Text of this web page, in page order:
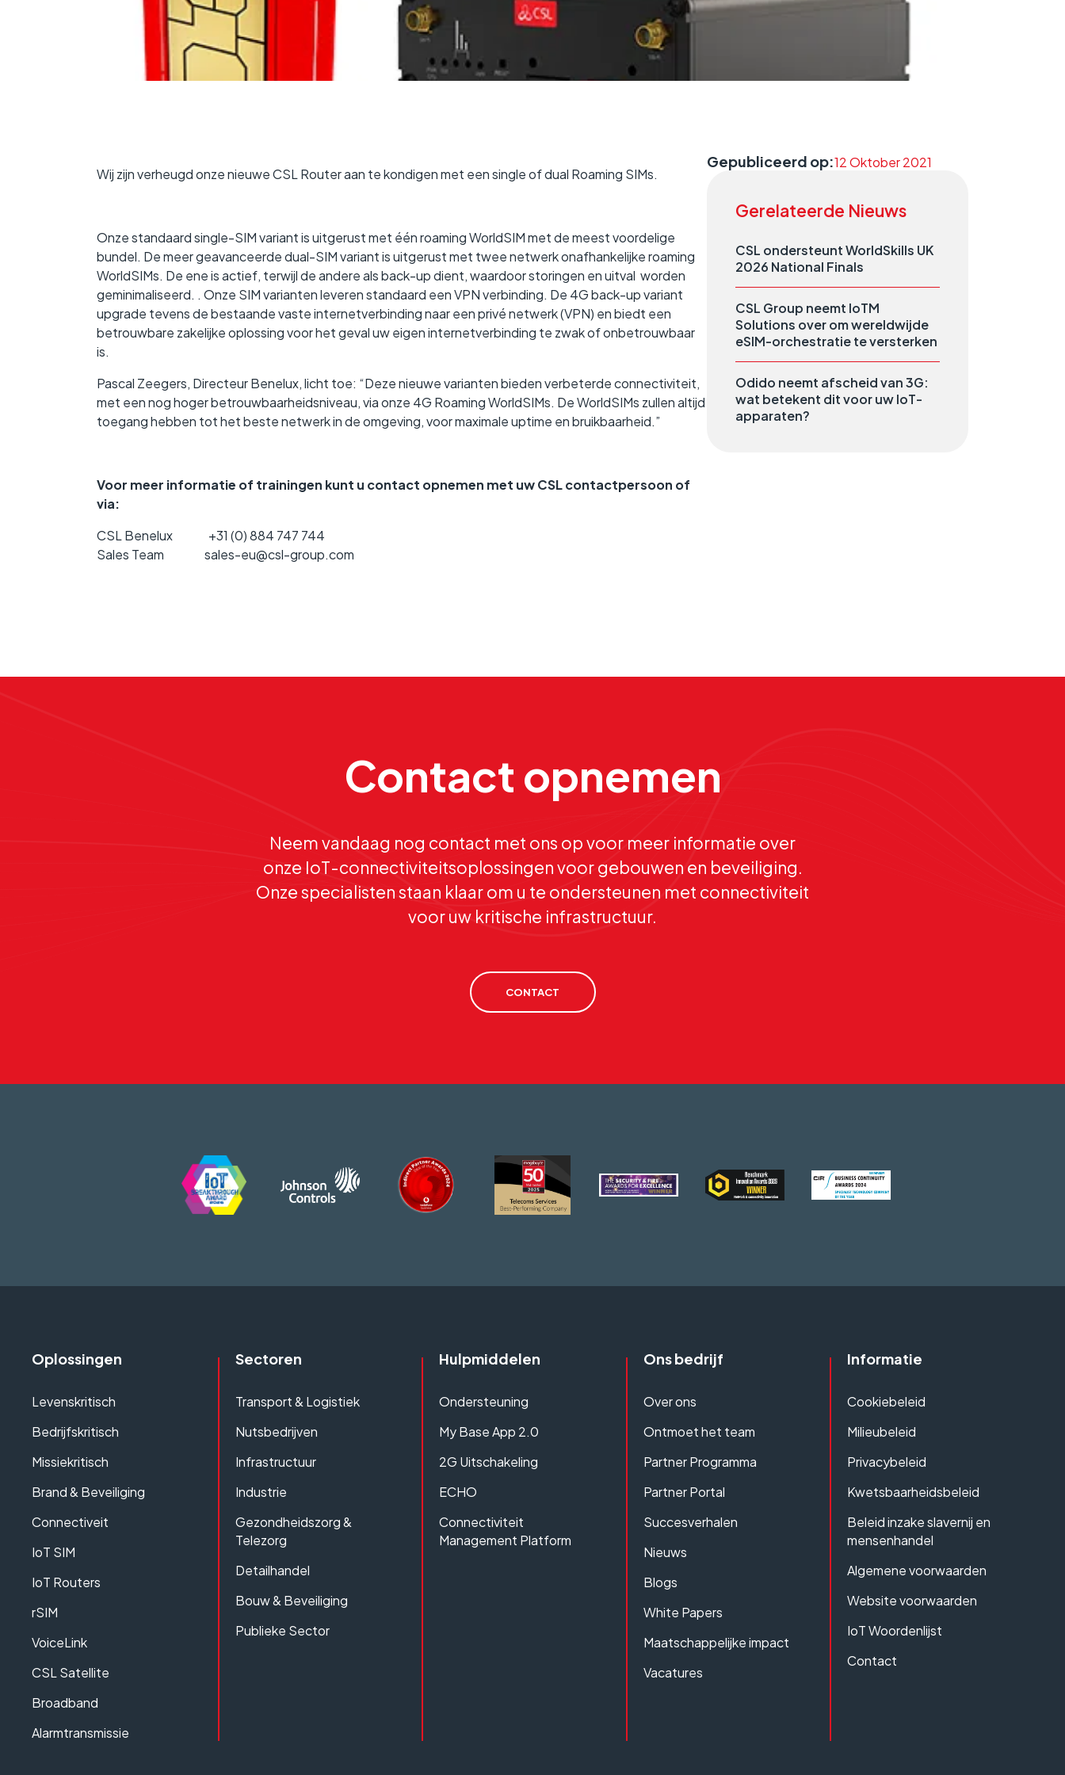
Geokritisch
Houdt de verbindingen tussen verschillende entiteiten
in stand, ongeacht waar ze actief zijn.
Wij zijn verheugd onze nieuwe CSL Router aan te kondigen met een single of dual Roaming SIMs.
Onze standaard single-SIM variant is uitgerust met één roaming WorldSIM met de meest voordelige
bundel. De meer geavanceerde dual-SIM variant is uitgerust met twee netwerk onafhankelijke roaming
WorldSIMs. De ene is actief, terwijl de andere als back-up dient, waardoor storingen en uitval worden
geminimaliseerd. . Onze SIM varianten leveren standaard een VPN verbinding. De 4G back-up variant
upgrade tevens de bestaande vaste internetverbinding naar een privé netwerk (VPN) en biedt een
betrouwbare zakelijke oplossing voor het geval uw eigen internetverbinding te zwak of onbetrouwbaar
is.
Pascal Zeegers, Directeur Benelux, licht toe: “Deze nieuwe varianten bieden verbeterde connectiviteit,
met een nog hoger betrouwbaarheidsniveau, via onze 4G Roaming WorldSIMs. De WorldSIMs zullen altijd
toegang hebben tot het beste netwerk in de omgeving, voor maximale uptime en bruikbaarheid.”
Voor meer informatie of trainingen kunt u contact opnemen met uw CSL contactpersoon of
via:
CSL Benelux +31 (0) 884 747 744
Sales Team sales-eu@csl-group.com
Gepubliceerd op:12 Oktober 2021
Gerelateerde Nieuws
CSL ondersteunt WorldSkills UK
2026 National Finals
CSL Group neemt IoTM
Solutions over om wereldwijde
eSIM-orchestratie te versterken
Odido neemt afscheid van 3G:
wat betekent dit voor uw IoT-
apparaten?
Contact opnemen
Neem vandaag nog contact met ons op voor meer informatie over
onze IoT-connectiviteitsoplossingen voor gebouwen en beveiliging.
Onze specialisten staan klaar om u te ondersteunen met connectiviteit
voor uw kritische infrastructuur.
CONTACT
Oplossingen
Levenskritisch
Bedrijfskritisch
Missiekritisch
Brand & Beveiliging
Connectiveit
IoT SIM
IoT Routers
rSIM
VoiceLink
CSL Satellite
Broadband
Alarmtransmissie
Sectoren
Transport & Logistiek
Nutsbedrijven
Infrastructuur
Industrie
Gezondheidszorg &
Telezorg
Detailhandel
Bouw & Beveiliging
Publieke Sector
Hulpmiddelen
Ondersteuning
My Base App 2.0
2G Uitschakeling
ECHO
Connectiviteit
Management Platform
Ons bedrijf
Over ons
Ontmoet het team
Partner Programma
Partner Portal
Succesverhalen
Nieuws
Blogs
White Papers
Maatschappelijke impact
Vacatures
Informatie
Cookiebeleid
Milieubeleid
Privacybeleid
Kwetsbaarheidsbeleid
Beleid inzake slavernij en
mensenhandel
Algemene voorwaarden
Website voorwaarden
IoT Woordenlijst
Contact